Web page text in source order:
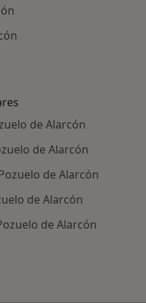
de Alarcón
de Alarcón
de Alarcón
de Alarcón
de Alarcón